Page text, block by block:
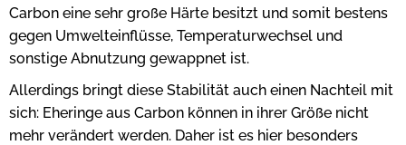
Carbon eine sehr große Härte besitzt und somit bestens
gegen Umwelteinflüsse, Temperaturwechsel und
sonstige Abnutzung gewappnet ist.
Allerdings bringt diese Stabilität auch einen Nachteil mit
sich: Eheringe aus Carbon können in ihrer Größe nicht
mehr verändert werden. Daher ist es hier besonders